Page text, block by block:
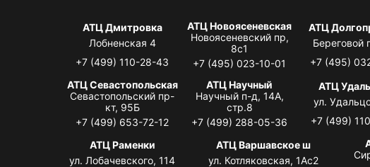
АТЦ Дмитровка
Лобненская 4
+7 (499) 110-28-43
АТЦ Новоясеневская
Новоясеневский пр,
8с1
+7 (495) 023-10-01
АТЦ
Береговой
+7 (495)
АТЦ Севастопольская
Севастопольский пр-
кт, 95Б
+7 (499) 653-72-12
АТЦ Научный
Научный п-д, 14А,
стр.8
+7 (499) 288-05-36
АТЦ
ул.
+7 (499)
АТЦ Раменки
ул. Лобачевского, 114
АТЦ Варшавское ш
ул. Котляковская, 1Ас2